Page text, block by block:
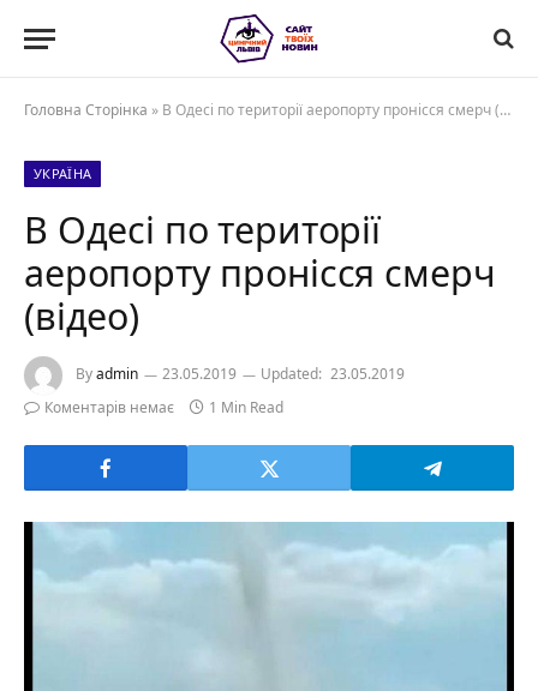
Головна Сторінка » В Одесі по території аеропорту пронісся смерч (відео)
УКРАЇНА
В Одесі по території
аеропорту пронісся смерч
(відео)
Byadmin 23.05.2019 Updated: 23.05.2019
Коментарів немає
1 Min Read